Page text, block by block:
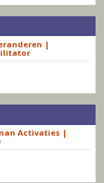
|
Activaties |